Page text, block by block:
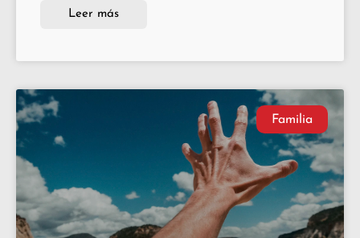
Leer más
Familia